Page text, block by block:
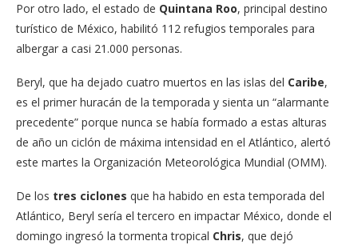
Por otro lado, el estado de Quintana Roo, principal destino
turístico de México, habilitó 112 refugios temporales para
albergar a casi 21.000 personas.
Beryl, que ha dejado cuatro muertos en las islas del Caribe,
es el primer huracán de la temporada y sienta un “alarmante
precedente” porque nunca se había formado a estas alturas
de año un ciclón de máxima intensidad en el Atlántico, alertó
este martes la Organización Meteorológica Mundial (OMM).
De los tres ciclones que ha habido en esta temporada del
Atlántico, Beryl sería el tercero en impactar México, donde el
domingo ingresó la tormenta tropical Chris, que dejó